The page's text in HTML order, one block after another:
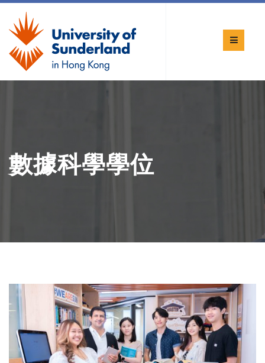
數據科學學位